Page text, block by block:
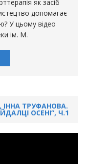
як засіб
допомагає
У цьому відео
ім. М.
ТРУФАНОВА.
ОСЕНІ”, Ч.1